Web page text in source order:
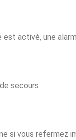
est activé, une
secours
si vous refermez